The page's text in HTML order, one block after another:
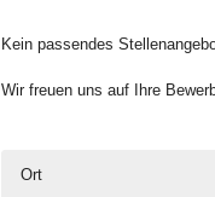
Kein passendes
Wir freuen uns auf Ihre
Ort